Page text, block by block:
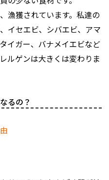
漁獲されています。私達の
イセエビ、シバエビ、アマ
イガー、バナメイエビなど
ルゲンは大きくは変わりま
るの？